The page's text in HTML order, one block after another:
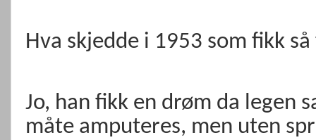
Hva skjedde i 1953 som fikk
Jo, han fikk en drøm da legen
måte amputeres, men uten